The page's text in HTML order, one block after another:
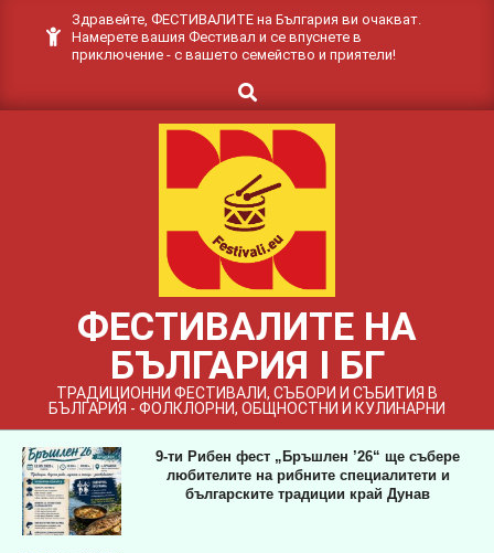
Здравейте, ФЕСТИВАЛИТЕ на България ви очакват.
Намерете вашия Фестивал и се впуснете в
приключение - с вашето семейство и приятели!
Search
ФЕСТИВАЛИТЕ НА
БЪЛГАРИЯ I БГ
ТРАДИЦИОННИ ФЕСТИВАЛИ, СЪБОРИ И СЪБИТИЯ В
БЪЛГАРИЯ - ФОЛКЛОРНИ, ОБЩНОСТНИ И КУЛИНАРНИ
9-ти Рибен фест „Бръшлен ’26“ ще събере
любителите на рибните специалитети и
българските традиции край Дунав